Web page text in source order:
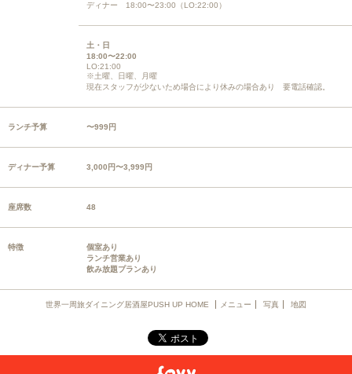
ディナー 18:00〜23:00（LO:22:00）
土・日
18:00〜22:00
LO:21:00
※土曜、日曜、月曜
現在スタッフが少ないため場合により休みの場合あり 要電話確認。
ランチ予算 〜999円
ディナー予算 3,000円〜3,999円
座席数 48
特徴
個室あり
ランチ営業あり
飲み放題プランあり
世界一周旅ダイニング居酒屋PUSH UP HOME メニュー 写真 地図